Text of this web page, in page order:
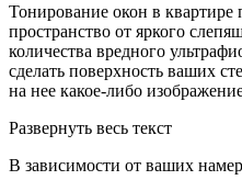
Тонирование окон в
пространство от яркого
количества вредного
сделать поверхность ваших
на нее какое-либо
Развернуть весь текст
В зависимости от ваших